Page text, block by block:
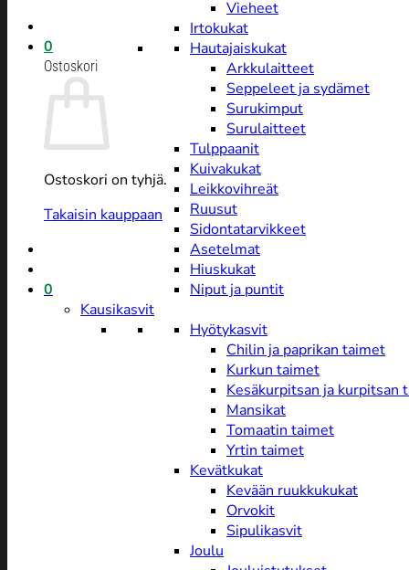
0
Ostoskori
Ostoskori on tyhjä.
Takaisin kauppaan
0
Vieheet
Irtokukat
Hautajaiskukat
Arkkulaitteet
Seppeleet ja sydämet
Surukimput
Surulaitteet
Tulppaanit
Kuivakukat
Leikkovihreät
Ruusut
Sidontatarvikkeet
Asetelmat
Hiuskukat
Niput ja puntit
Kausikasvit
Hyötykasvit
Chilin ja paprikan taimet
Kurkun taimet
Kesäkurpitsan ja kurpitsan
Mansikat
Tomaatin taimet
Yrtin taimet
Kevätkukat
Kevään ruukkukukat
Orvokit
Sipulikasvit
Joulu